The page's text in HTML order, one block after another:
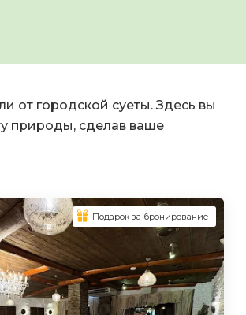
от городской суеты. Здесь вы
природы, сделав ваше
Подарок за бронирование